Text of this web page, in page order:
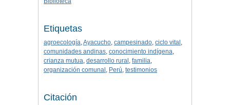
Etiquetas
agroecología,Ayacucho, campesinado, ciclo vital ,
comunidades andinas, conocimiento indígena,
crianza mutua, desarrollo rural , familia,
organización comunal , Perú, testimonios
Citación